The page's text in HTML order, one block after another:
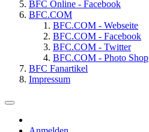
BFC Online - Facebook
BFC.COM
BFC.COM - Webseite
BFC.COM - Facebook
BFC.COM - Twitter
BFC.COM - Photo Shop
BFC Fanartikel
Impressum